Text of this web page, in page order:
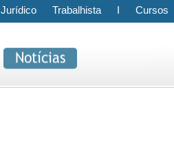
Jurídico Trabalhista I Cursos